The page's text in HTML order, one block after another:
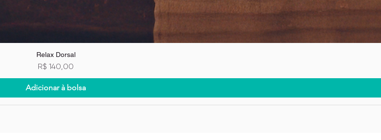
Relax Dorsal
Preço
R$ 140,00
Adicionar à bolsa